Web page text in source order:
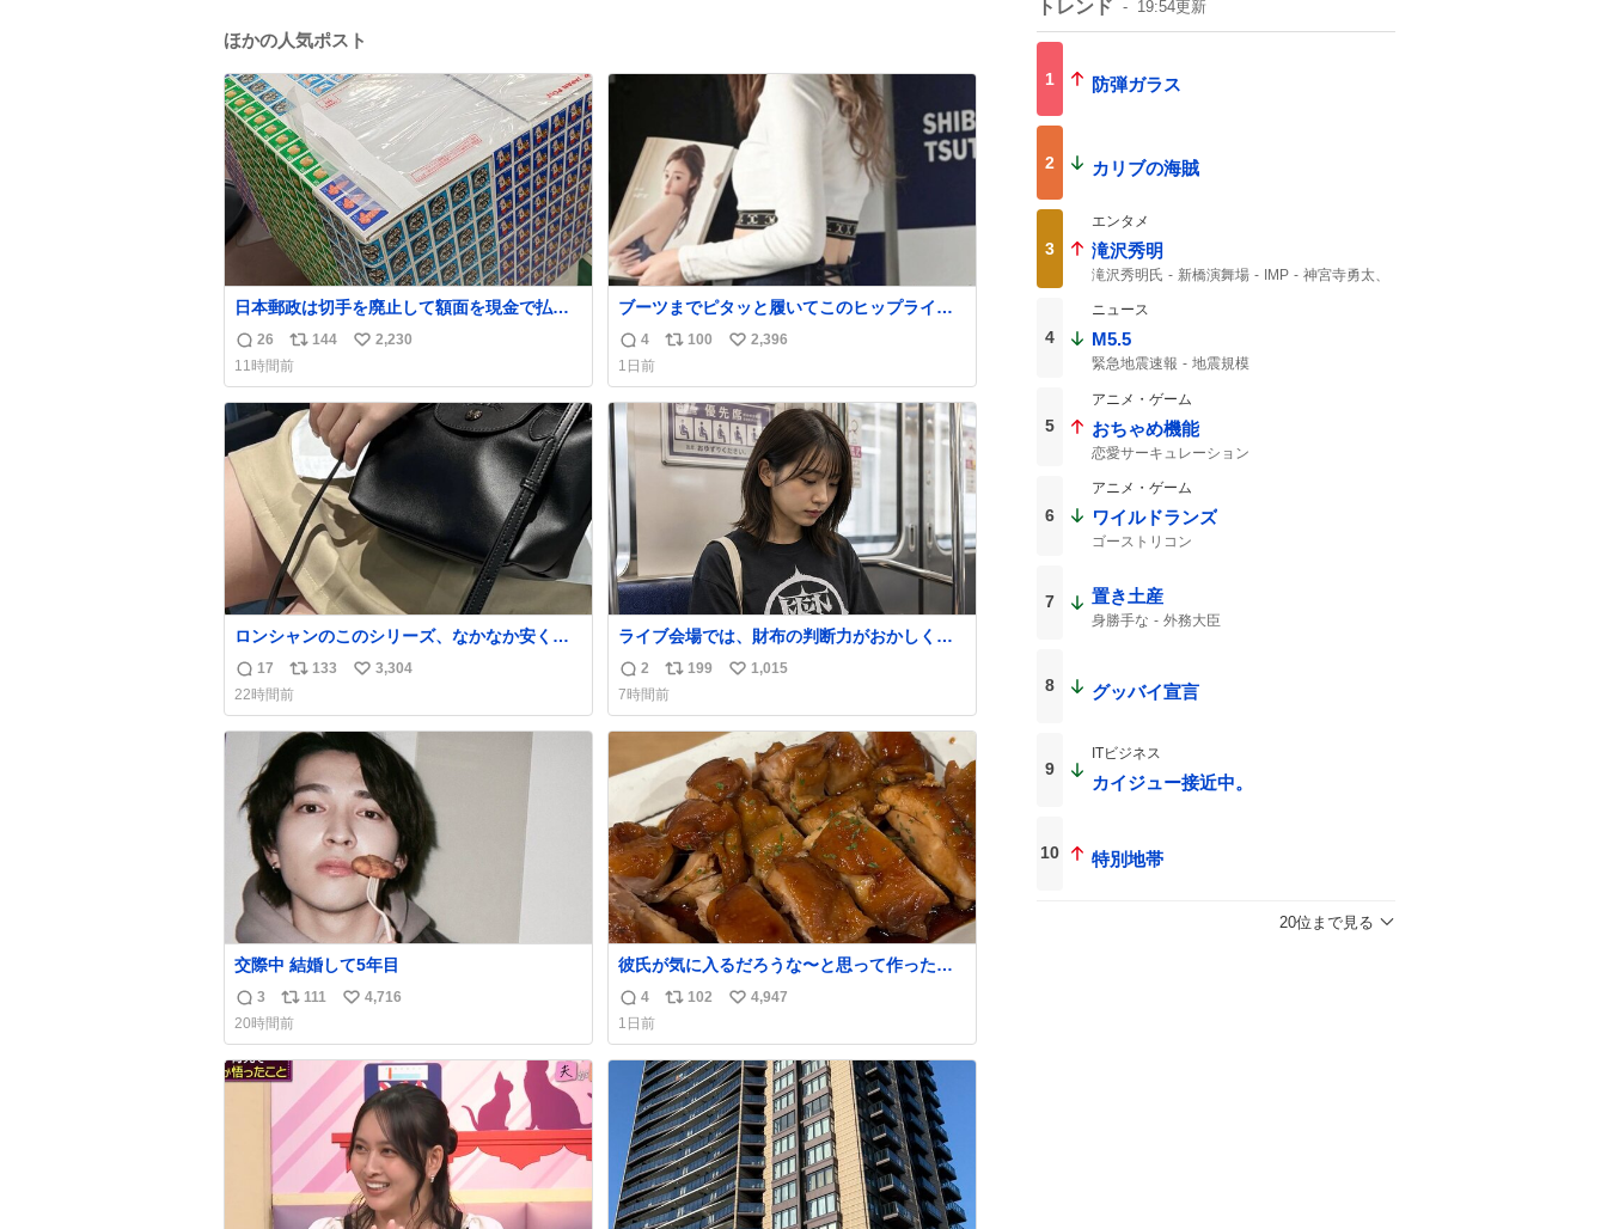
ほかの人気ポスト
日本郵政は切手を廃止して額面を現金で払い
戻せ2026 #日本郵政 @JapanPostHD_PR
返
信
数
26
リ
ポ
ス
ト
数
144
い
ね
数
2,230
11時間前
ブーツまでピタッと履いてこのヒップライ
ン…強すぎる。
返
信
数
4
リ
ス
ト
数
100
い
ね
数
2,396
1日前
ロンシャンのこのシリーズ、なかなか安くな
らないのにセール価格になってる🖤✨レザー
なのが反則級にかわいい。持ってるだけでコ
ーデが格上げされる。
返
信
数
17
リ
ポ
ス
ト
数
133
い
ね
数
3,304
22時間前
ライブ会場では、財布の判断力がおかしくな
る。
返
信
数
2
リ
ポ
ス
ト
数
199
い
ね
数
1,015
7時間前
交際中 結婚して5年目
返
信
数
3
リ
ポ
ス
ト
数
111
い
ね
数
4,716
20時間前
彼氏が気に入るだろうな〜と思って作ったら
想像の何倍も美味しい美味しい言ってくれて
嬉しい
返
信
数
4
リ
ス
ト
数
102
い
ね
数
4,947
1日前
トレンド 19:54更新
1 防弾ガラス
2 カリブの海賊
3
エンタメ
滝沢秀明
滝沢秀明氏 新橋演舞場 IMP
神宮寺勇太、
4
ニュース
M5.5
緊急地震速報 地震規模
5
アニメ・ゲーム
おちゃめ機能
恋愛サーキュレーション
6
アニメ・ゲーム
ワイルドランズ
ゴーストリコン
7 置き土産
身勝手な 外務大臣
8 グッバイ宣言
9
ITビジネス
カイジュー接近中。
10 特別地帯
20位まで見る